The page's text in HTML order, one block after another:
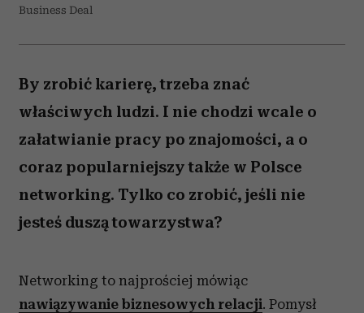
Business Deal
By zrobić karierę, trzeba znać
właściwych ludzi. I nie chodzi wcale o
załatwianie pracy po znajomości, a o
coraz popularniejszy także w Polsce
networking. Tylko co zrobić, jeśli nie
jesteś duszą towarzystwa?
Networking to najprościej mówiąc
nawiązywanie biznesowych relacji. Pomysł